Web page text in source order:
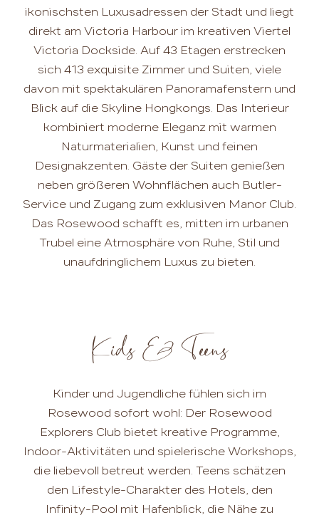
ikonischsten Luxusadressen der Stadt und liegt
direkt am Victoria Harbour im kreativen Viertel
Victoria Dockside. Auf 43 Etagen erstrecken
sich 413 exquisite Zimmer und Suiten, viele
davon mit spektakulären Panoramafenstern und
Blick auf die Skyline Hongkongs. Das Interieur
kombiniert moderne Eleganz mit warmen
Naturmaterialien, Kunst und feinen
Designakzenten. Gäste der Suiten genießen
neben größeren Wohnflächen auch Butler-
Service und Zugang zum exklusiven Manor Club.
Das Rosewood schafft es, mitten im urbanen
Trubel eine Atmosphäre von Ruhe, Stil und
unaufdringlichem Luxus zu bieten.
Kids & Teens
Kinder und Jugendliche fühlen sich im
Rosewood sofort wohl: Der Rosewood
Explorers Club bietet kreative Programme,
Indoor-Aktivitäten und spielerische Workshops,
die liebevoll betreut werden. Teens schätzen
den Lifestyle-Charakter des Hotels, den
Infinity-Pool mit Hafenblick, die Nähe zu